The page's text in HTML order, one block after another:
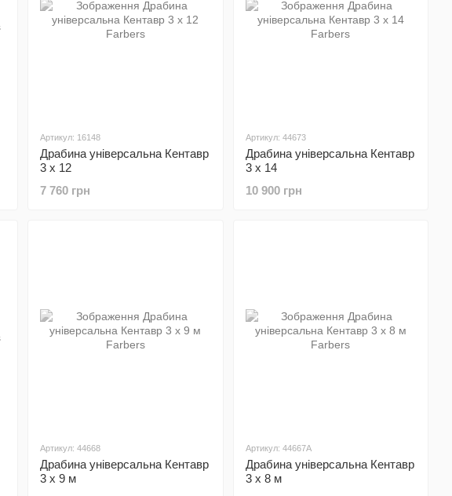
Артикул: 16148
Драбина універсальна Кентавр
3 х 12
7 760 грн
Артикул: 44673
Драбина універсальна Кентавр
3 х 14
10 900 грн
Артикул: 44668
Драбина універсальна Кентавр
3 х 9 м
Артикул: 44667A
Драбина універсальна Кентавр
3 х 8 м